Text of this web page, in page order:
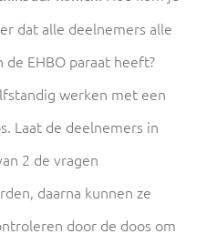
dat alle deelnemers alle
de EHBO paraat heeft?
werken met een
Laat de deelnemers in
2 de vragen
daarna kunnen ze
door de doos om